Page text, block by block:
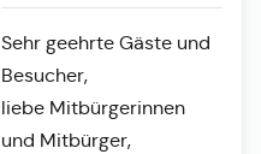
Sehr geehrte Gäste und
Besucher,
liebe Mitbürgerinnen
und Mitbürger,